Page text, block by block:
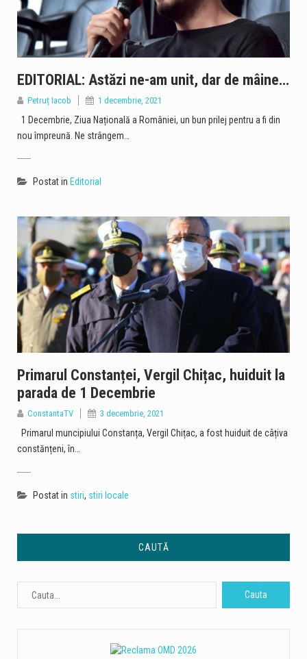
EDITORIAL: Astăzi ne-am unit, dar de mâine…
Petruț Iacob 1 decembrie, 2021
1 Decembrie, Ziua Națională a României, un bun prilej pentru a fi din
nou împreună. Ne strângem…
Postat in Editorial
Primarul Constanței, Vergil Chițac, huiduit la
parada de 1 Decembrie
ConstantaTV 3 decembrie, 2021
Primarul muncipiului Constanța, Vergil Chițac, a fost huiduit de câțiva
constănțeni, în…
Postat in stiri, stiri locale
CAUTĂ